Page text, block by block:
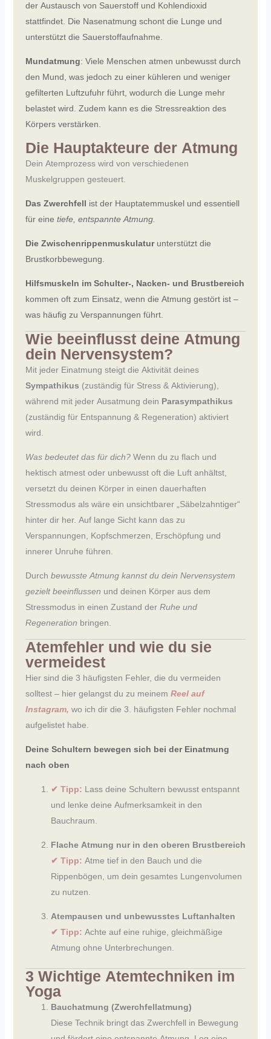
der Austausch von Sauerstoff und Kohlendioxid
stattfindet. Die Nasenatmung schont die Lunge und
unterstützt die Sauerstoffaufnahme.
Mundatmung: Viele Menschen atmen unbewusst durch
den Mund, was jedoch zu einer kühleren und weniger
gefilterten Luftzufuhr führt, wodurch die Lunge mehr
belastet wird. Zudem kann es die Stressreaktion des
Körpers verstärken.
Die Hauptakteure der Atmung
Dein Atemprozess wird von verschiedenen
Muskelgruppen gesteuert.
Das Zwerchfell ist der Hauptatemmuskel und essentiell
für eine tiefe, entspannte Atmung.
Die Zwischenrippenmuskulaturunterstützt die
Brustkorbbewegung.
Hilfsmuskeln im Schulter-, Nacken- und Brustbereich
kommen oft zum Einsatz, wenn die Atmung gestört ist –
was häufig zu Verspannungen führt.
Wie beeinflusst deine Atmung
dein Nervensystem?
Mit jeder Einatmung steigt die Aktivität deines
Sympathikus (zuständig für Stress & Aktivierung),
während mit jeder Ausatmung dein Parasympathikus
(zuständig für Entspannung & Regeneration) aktiviert
wird.
Was bedeutet das für dich?Wenn du zu flach und
hektisch atmest oder unbewusst oft die Luft anhältst,
versetzt du deinen Körper in einen dauerhaften
Stressmodus als wäre ein unsichtbarer „Säbelzahntiger“
hinter dir her. Auf lange Sicht kann das zu
Verspannungen, Kopfschmerzen, Erschöpfung und
innerer Unruhe führen.
Durch bewusste Atmung kannst du dein Nervensystem
gezielt beeinflussen und deinen Körper aus dem
Stressmodus in einen Zustand der Ruhe und
Regeneration bringen.
Atemfehler und wie du sie
vermeidest
Hier sind die 3 häufigsten Fehler, die du vermeiden
solltest – hier gelangst du zu meinem Reel auf
Instagram, wo ich dir die 3. häufigsten Fehler nochmal
aufgelistet habe.
Deine Schultern bewegen sich bei der Einatmung
nach oben
✔ Tipp: Lass deine Schultern bewusst entspannt
und lenke deine Aufmerksamkeit in den
Bauchraum.
Flache Atmung nur in den oberen Brustbereich
✔ Tipp: Atme tief in den Bauch und die
Rippenbögen, um dein gesamtes Lungenvolumen
zu nutzen.
Atempausen und unbewusstes Luftanhalten
✔ Tipp: Achte auf eine ruhige, gleichmäßige
Atmung ohne Unterbrechungen.
3 Wichtige Atemtechniken im
Yoga
Bauchatmung (Zwerchfellatmung)
Diese Technik bringt das Zwerchfell in Bewegung